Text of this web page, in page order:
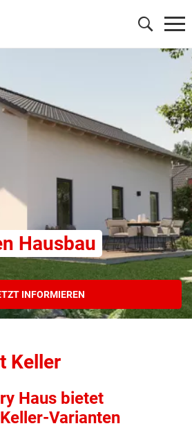
Hausbau
INFORMIEREN
Keller
Haus bietet
Varianten
Sie suchen?